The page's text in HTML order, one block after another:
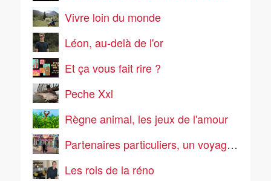
Vivre loin du monde
Léon, au-delà de l'or
Et ça vous fait rire ?
Peche Xxl
Règne animal, les jeux de l'amour
Partenaires particuliers, un voyage pas comme les autres
Les rois de la réno